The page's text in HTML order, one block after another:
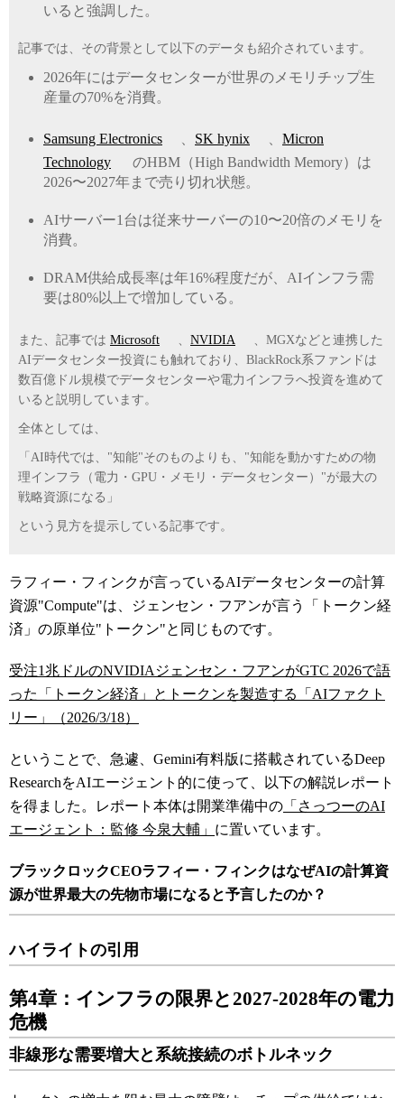
いると強調した。
記事では、その背景として以下のデータも紹介されています。
2026年にはデータセンターが世界のメモリチップ生
産量の70%を消費。
Samsung Electronics SK hynix
Micron
Technology
のHBM（High Bandwidth Memory）は
2026〜2027年まで売り切れ状態。
AIサーバー1台は従来サーバーの10〜20倍のメモリを
消費。
DRAM供給成長率は年16%程度だが、AIインフラ需
要は80%以上で増加している。
また、記事では Microsoft 、 NVIDIA
、MGXなどと連携した
AIデータセンター投資にも触れており、BlackRock系ファンドは
数百億ドル規模でデータセンターや電力インフラへ投資を進めて
いると説明しています。
全体としては、
「AI時代では、"知能"そのものよりも、"知能を動かすための物
理インフラ（電力・GPU・メモリ・データセンター）"が最大の
戦略資源になる」
という見方を提示している記事です。
ラフィー・フィンクが言っているAIデータセンターの計算
資源"Compute"は、ジェンセン・フアンが言う「トークン経
済」の原単位"トークン"と同じものです。
受注1兆ドルのNVIDIAジェンセン・フアンがGTC 2026で語
った「トークン経済」とトークンを製造する「AIファクト
リー」（2026/3/18）
ということで、急遽、Gemini有料版に搭載されているDeep
ResearchをAIエージェント的に使って、以下の解説レポート
を得ました。レポート本体は開業準備中の 「さっつーのAI
エージェント：監修 今泉大輔」 に置いています。
ブラックロックCEOラフィー・フィンクはなぜAIの計算資
源が世界最大の先物市場になると予言したのか？
ハイライトの引用
第4章：インフラの限界と2027-2028年の電力
危機
非線形な需要増大と系統接続のボトルネック